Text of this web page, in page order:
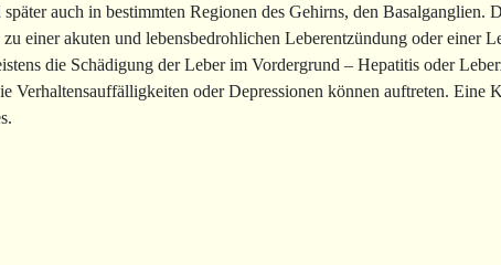
auch in bestimmten Regionen des Gehirns, den Basalganglien.
einer akuten und lebensbedrohlichen Leberentzündung oder einer
die Schädigung der Leber im Vordergrund – Hepatitis oder
Verhaltensauffälligkeiten oder Depressionen können auftreten. Eine